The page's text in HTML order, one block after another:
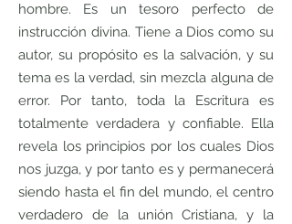
hombre. Es un tesoro perfecto de
instrucción divina. Tiene a Dios como su
autor, su propósito es la salvación, y su
tema es la verdad, sin mezcla alguna de
error. Por tanto, toda la Escritura es
totalmente verdadera y confiable. Ella
revela los principios por los cuales Dios
nos juzga, y por tanto es y permanecerá
siendo hasta el fin del mundo, el centro
verdadero de la unión Cristiana, y la